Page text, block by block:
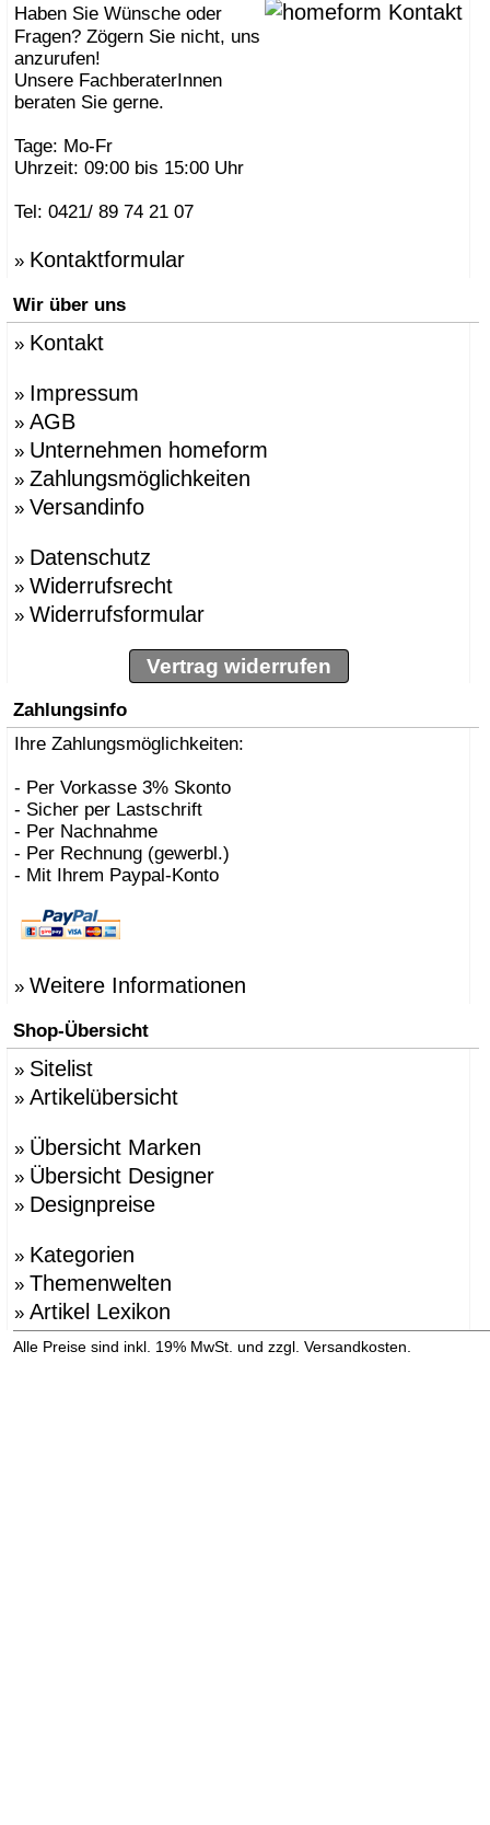
Haben Sie Wünsche oder
Fragen? Zögern Sie nicht, uns
anzurufen!
Unsere FachberaterInnen
beraten Sie gerne.
Tage: Mo-Fr
Uhrzeit: 09:00 bis 15:00 Uhr
Tel: 0421/ 89 74 21 07
» Kontaktformular
Wir über uns
» Kontakt
» Impressum
» AGB
» Unternehmen homeform
» Zahlungsmöglichkeiten
» Versandinfo
» Datenschutz
» Widerrufsrecht
» Widerrufsformular
Vertrag widerrufen
Zahlungsinfo
Ihre Zahlungsmöglichkeiten:
- Per Vorkasse 3% Skonto
- Sicher per Lastschrift
- Per Nachnahme
- Per Rechnung (gewerbl.)
- Mit Ihrem Paypal-Konto
» Weitere Informationen
Shop-Übersicht
» Sitelist
» Artikelübersicht
» Übersicht Marken
» Übersicht Designer
» Designpreise
» Kategorien
» Themenwelten
» Artikel Lexikon
Alle Preise sind inkl. 19% MwSt. und zzgl. Versandkosten.